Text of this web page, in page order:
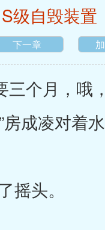
级自毁装置
下一章
个月，哦
成凌对着水
头。